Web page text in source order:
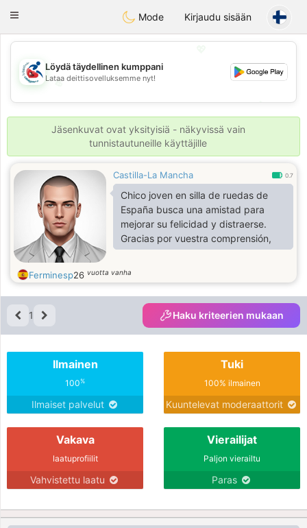
Handi Space
Toggle
Mode Kirjaudu sisään
💖
💕
💕
Löydä täydellinen kumppani
Lataa deittisovelluksemme nyt!
Jäsenkuvat ovat yksityisiä - näkyvissä vain
tunnistautuneille käyttäjille
Castilla-La Mancha 0.7
Chico joven en silla de ruedas de
España busca una amistad para
mejorar su felicidad y distraerse.
Gracias por vuestra comprensión,
Ferminesp26 vuotta vanha
1 Haku kriteerien mukaan
Ilmainen
100%
Ilmaiset palvelut
Tuki
100% ilmainen
Kuuntelevat moderaattorit
Vakava
laatuprofiilit
Vahvistettu laatu
Vierailijat
Paljon vierailtu
Paras